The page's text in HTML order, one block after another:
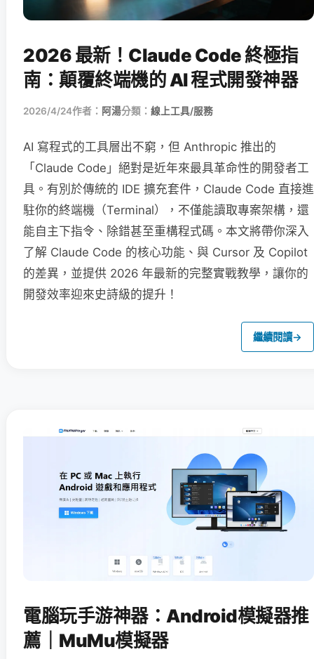
2026 最新！Claude Code 終極指
南：顛覆終端機的 AI 程式開發神器
2026/4/24作者： 阿湯分類： 線上工具/服務
AI 寫程式的工具層出不窮，但 Anthropic 推出的
「Claude Code」絕對是近年來最具革命性的開發者工
具。有別於傳統的 IDE 擴充套件，Claude Code 直接進
駐你的終端機（Terminal），不僅能讀取專案架構，還
能自主下指令、除錯甚至重構程式碼。本文將帶你深入
了解 Claude Code 的核心功能、與 Cursor 及 Copilot
的差異，並提供 2026 年最新的完整實戰教學，讓你的
開發效率迎來史詩級的提升！
繼續閱讀→
電腦玩手游神器：Android模擬器推
薦｜MuMu模擬器